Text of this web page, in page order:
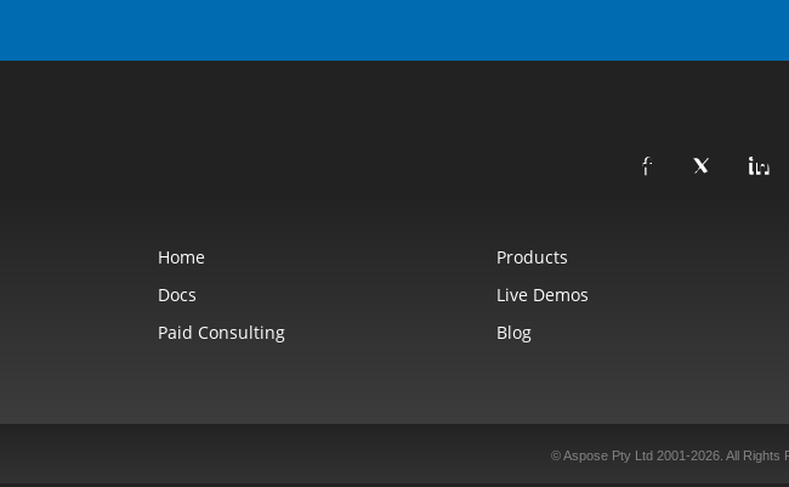
Home Products
Docs
Live Demos
Paid Consulting
Blog
© Aspose Pty Ltd 2001-2026. All Rights